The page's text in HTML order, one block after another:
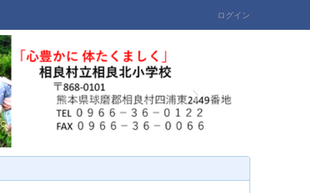
ログイン
t